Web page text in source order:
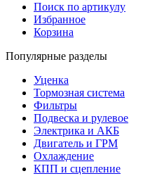
Поиск по артикулу
Избранное
Корзина
Популярные разделы
Уценка
Тормозная система
Фильтры
Подвеска и рулевое
Электрика и АКБ
Двигатель и ГРМ
Охлаждение
КПП и сцепление